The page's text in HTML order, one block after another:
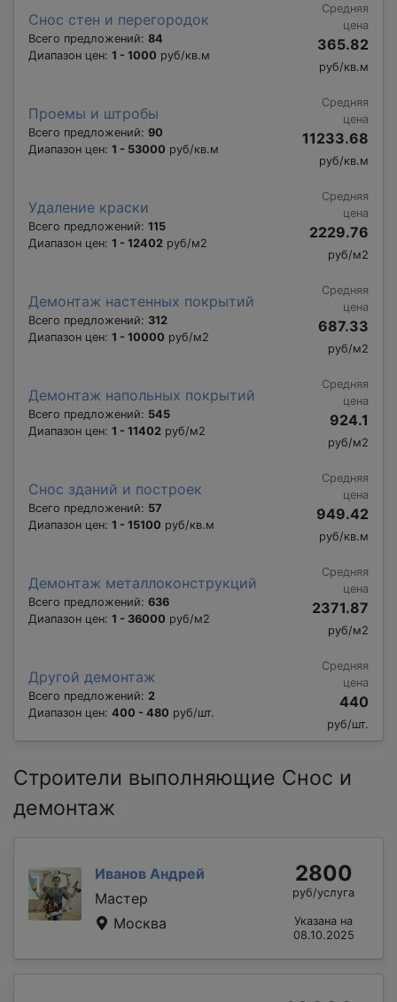
Снос стен и перегородок
Всего предложений: 84
Диапазон цен: 1 - 1000 руб/кв.м
Средняя
цена
365.82
руб/кв.м
Проемы и штробы
Всего предложений: 90
Диапазон цен: 1 - 53000 руб/кв.м
Средняя
цена
11233.68
руб/кв.м
Удаление краски
Всего предложений: 115
Диапазон цен: 1 - 12402 руб/м2
Средняя
цена
2229.76
руб/м2
Демонтаж настенных покрытий
Всего предложений: 312
Диапазон цен: 1 - 10000 руб/м2
Средняя
цена
687.33
руб/м2
Демонтаж напольных покрытий
Всего предложений: 545
Диапазон цен: 1 - 11402 руб/м2
Средняя
цена
924.1
руб/м2
Снос зданий и построек
Всего предложений: 57
Диапазон цен: 1 - 15100 руб/кв.м
Средняя
цена
949.42
руб/кв.м
Демонтаж металлоконструкций
Всего предложений: 636
Диапазон цен: 1 - 36000 руб/м2
Средняя
цена
2371.87
руб/м2
Другой демонтаж
Всего предложений: 2
Диапазон цен: 400 - 480 руб/шт.
Средняя
цена
440
руб/шт.
Строители выполняющие Снос и
демонтаж
Иванов Андрей
Мастер
Москва
2800
руб/услуга
Указана на
08.10.2025